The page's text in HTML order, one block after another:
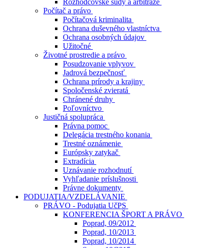
Rozhodcovské súdy a arbitráže
Počítač a právo
Počítačová kriminalita
Ochrana duševného vlastníctva
Ochrana osobných údajov
Užitočné
Životné prostredie a právo
Posudzovanie vplyvov
Jadrová bezpečnosť
Ochrana prírody a krajiny
Spoločenské zvieratá
Chránené druhy
Poľovníctvo
Justičná spolupráca
Právna pomoc
Delegácia trestného konania
Trestné oznámenie
Európsky zatykač
Extradícia
Uznávanie rozhodnutí
Vyhľadanie príslušnosti
Právne dokumenty
PODUJATIA/VZDELÁVANIE
PRÁVO - Podujatia UčPS
KONFERENCIA ŠPORT A PRÁVO
Poprad, 09/2012
Poprad, 10/2013
Poprad, 10/2014